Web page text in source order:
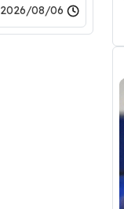
2026/08/06 - 19:56